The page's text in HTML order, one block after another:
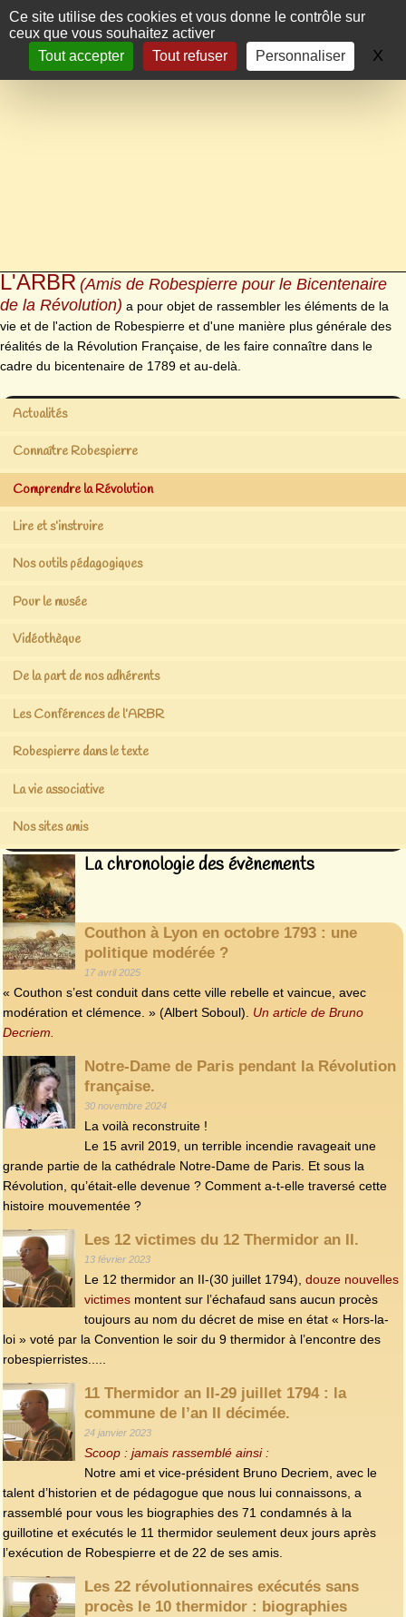
Panneau de gestion des cookies
Ce site utilise des cookies et vous donne le contrôle sur
ceux que vous souhaitez activer
Tout accepter
Tout refuser Personnaliser X
L'ARBR (Amis de Robespierre pour le Bicentenaire
de la Révolution) a pour objet de rassembler les éléments de la
vie et de l'action de Robespierre et d'une manière plus générale des
réalités de la Révolution Française, de les faire connaître dans le
cadre du bicentenaire de 1789 et au-delà.
Actualités
Connaître Robespierre
Comprendre la Révolution
Lire et s’instruire
Nos outils pédagogiques
Pour le musée
Vidéothèque
De la part de nos adhérents
Les Conférences de l’ARBR
Robespierre dans le texte
La vie associative
Nos sites amis
La chronologie des évènements
Couthon à Lyon en octobre 1793 : une
politique modérée ?
17 avril 2025
« Couthon s’est conduit dans cette ville rebelle et vaincue, avec
modération et clémence. » (Albert Soboul). Un article de Bruno
Decriem.
Notre-Dame de Paris pendant la Révolution
française.
30 novembre 2024
La voilà reconstruite !
Le 15 avril 2019, un terrible incendie ravageait une
grande partie de la cathédrale Notre-Dame de Paris. Et sous la
Révolution, qu’était-elle devenue ? Comment a-t-elle traversé cette
histoire mouvementée ?
Les 12 victimes du 12 Thermidor an II.
13 février 2023
Le 12 thermidor an II-(30 juillet 1794), douze nouvelles
victimes montent sur l’échafaud sans aucun procès
toujours au nom du décret de mise en état « Hors-la-
loi » voté par la Convention le soir du 9 thermidor à l’encontre des
robespierristes.....
11 Thermidor an II-29 juillet 1794 : la
commune de l’an II décimée.
24 janvier 2023
Scoop : jamais rassemblé ainsi :
Notre ami et vice-président Bruno Decriem, avec le
talent d’historien et de pédagogue que nous lui connaissons, a
rassemblé pour vous les biographies des 71 condamnés à la
guillotine et exécutés le 11 thermidor seulement deux jours après
l’exécution de Robespierre et de 22 de ses amis.
Les 22 révolutionnaires exécutés sans
procès le 10 thermidor : biographies